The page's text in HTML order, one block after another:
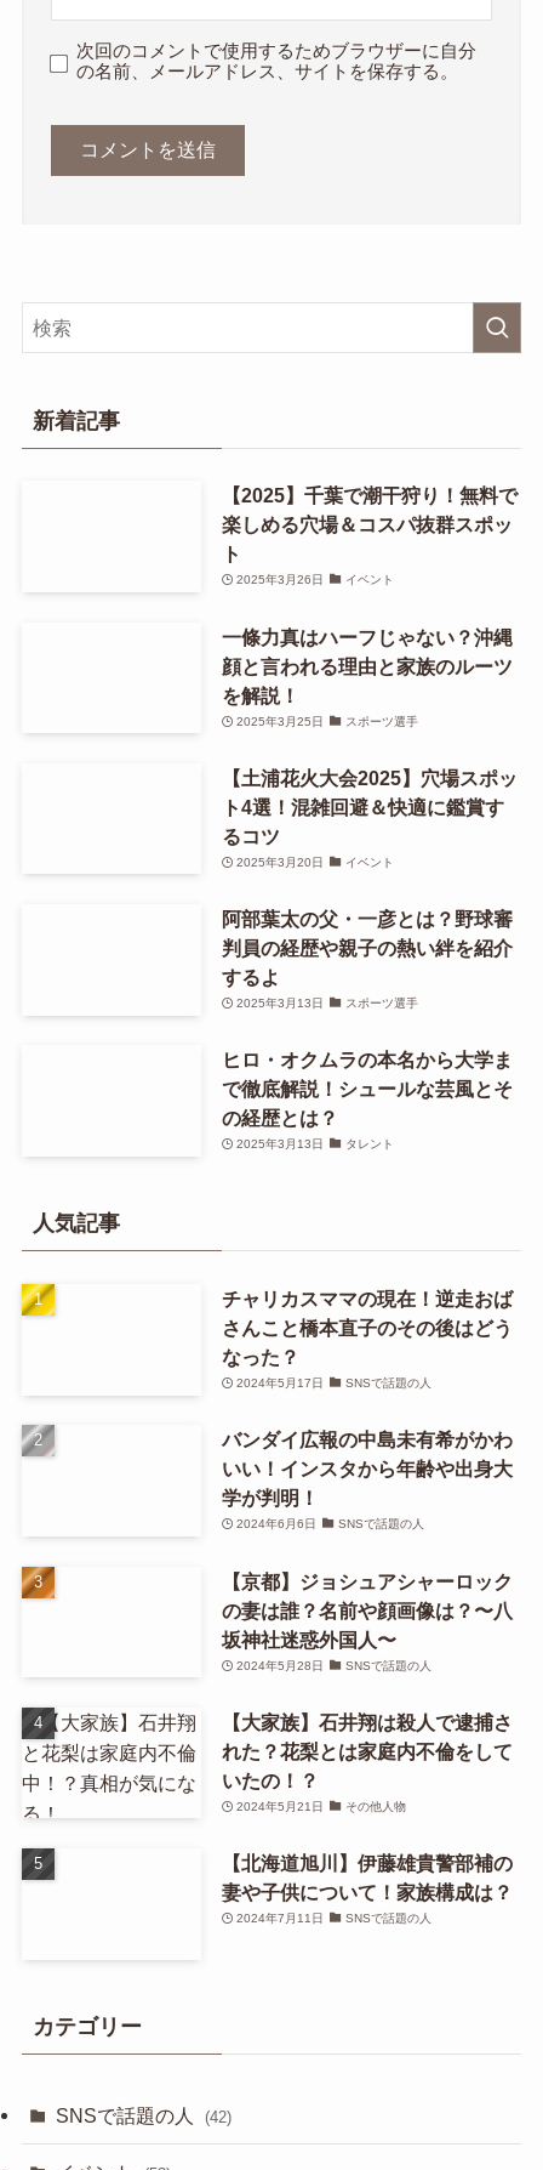
次回のコメントで使用するためブラウザーに自分
の名前、メールアドレス、サイトを保存する。
新着記事
【2025】千葉で潮干狩り！無料で
楽しめる穴場＆コスパ抜群スポッ
ト
2025年3月26日 イベント
一條力真はハーフじゃない？沖縄
顔と言われる理由と家族のルーツ
を解説！
2025年3月25日 スポーツ選手
【土浦花火大会2025】穴場スポッ
ト4選！混雑回避＆快適に鑑賞す
るコツ
2025年3月20日 イベント
阿部葉太の父・一彦とは？野球審
判員の経歴や親子の熱い絆を紹介
するよ
2025年3月13日 スポーツ選手
ヒロ・オクムラの本名から大学ま
で徹底解説！シュールな芸風とそ
の経歴とは？
2025年3月13日 タレント
人気記事
チャリカスママの現在！逆走おば
さんこと橋本直子のその後はどう
なった？
2024年5月17日 SNSで話題の人
バンダイ広報の中島未有希がかわ
いい！インスタから年齢や出身大
学が判明！
2024年6月6日 SNSで話題の人
【京都】ジョシュアシャーロック
の妻は誰？名前や顔画像は？〜八
坂神社迷惑外国人〜
2024年5月28日 SNSで話題の人
【大家族】石井翔は殺人で逮捕さ
れた？花梨とは家庭内不倫をして
いたの！？
2024年5月21日 その他人物
【北海道旭川】伊藤雄貴警部補の
妻や子供について！家族構成は？
2024年7月11日 SNSで話題の人
カテゴリー
SNSで話題の人 (42)